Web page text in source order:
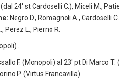
24′ st Cardoselli C.), Miceli M.,
Negro D., Romagnoli A., Cardoselli
Perez L., Pierno R.
.
F. (Monopoli) al 23′ pt Di Marco
P. (Virtus Francavilla).